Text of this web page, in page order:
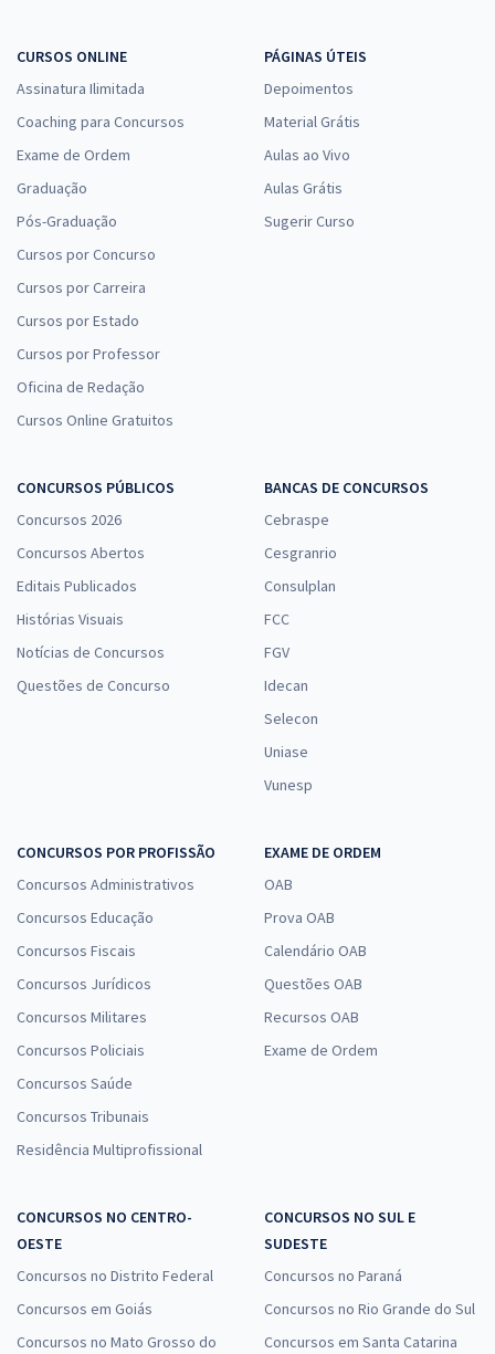
CURSOS ONLINE
Assinatura Ilimitada
Coaching para Concursos
Exame de Ordem
Graduação
Pós-Graduação
Cursos por Concurso
Cursos por Carreira
Cursos por Estado
Cursos por Professor
Oficina de Redação
Cursos Online Gratuitos
PÁGINAS ÚTEIS
Depoimentos
Material Grátis
Aulas ao Vivo
Aulas Grátis
Sugerir Curso
CONCURSOS PÚBLICOS
Concursos 2026
Concursos Abertos
Editais Publicados
Histórias Visuais
Notícias de Concursos
Questões de Concurso
BANCAS DE CONCURSOS
Cebraspe
Cesgranrio
Consulplan
FCC
FGV
Idecan
Selecon
Uniase
Vunesp
CONCURSOS POR PROFISSÃO
Concursos Administrativos
Concursos Educação
Concursos Fiscais
Concursos Jurídicos
Concursos Militares
Concursos Policiais
Concursos Saúde
Concursos Tribunais
Residência Multiprofissional
EXAME DE ORDEM
OAB
Prova OAB
Calendário OAB
Questões OAB
Recursos OAB
Exame de Ordem
CONCURSOS NO CENTRO-
OESTE
Concursos no Distrito Federal
Concursos em Goiás
Concursos no Mato Grosso do
CONCURSOS NO SUL E
SUDESTE
Concursos no Paraná
Concursos no Rio Grande do Sul
Concursos em Santa Catarina